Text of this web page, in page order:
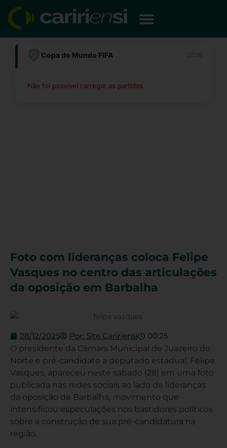
para
conteúdo
Copa do Mundo FIFA
Não foi possível carregar as partidas.
Foto com lideranças coloca Felipe
Vasques no centro das articulações
da oposição em Barbalha
28/12/2025 Por: Site Caririensi 00:25
O presidente da Câmara Municipal de Juazeiro do
Norte e pré-candidato a deputado estadual, Felipe
Vasques, apareceu neste sábado (28) em uma foto
publicada nas redes sociais ao lado de lideranças
da oposição de Barbalha, movimento que
intensificou especulações nos bastidores políticos
sobre a construção de sua pré-candidatura na
região.